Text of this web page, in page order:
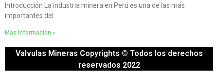
Introducción La industria minera en Perú es una de las más
importantes del
Mas Información »
Valvulas Mineras Copyrights © Todos los derechos
reservados 2022